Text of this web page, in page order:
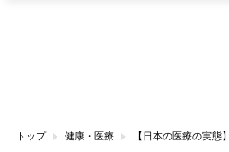
トップ 健康・医療